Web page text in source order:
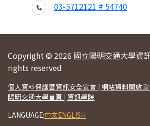
03-5712121 # 54740
Copyright © 2026 國立陽明交通大學資
rights reserved
個人資料保護暨資訊安全宣言 | 網站資料開放
陽明交通大學首頁 | 資訊學院
LANGUAGE:中文ENGLISH